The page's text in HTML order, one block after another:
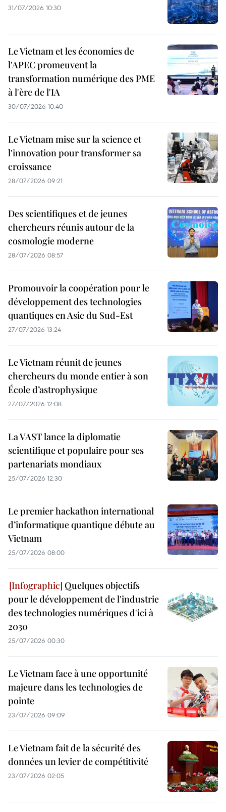
31/07/2026 10:30
Le Vietnam et les économies de
l'APEC promeuvent la
transformation numérique des PME
à l'ère de l'IA
30/07/2026 10:40
Le Vietnam mise sur la science et
l'innovation pour transformer sa
croissance
28/07/2026 09:21
Des scientifiques et de jeunes
chercheurs réunis autour de la
cosmologie moderne
28/07/2026 08:57
Promouvoir la coopération pour le
développement des technologies
quantiques en Asie du Sud-Est
27/07/2026 13:24
Le Vietnam réunit de jeunes
chercheurs du monde entier à son
École d’astrophysique
27/07/2026 12:08
La VAST lance la diplomatie
scientifique et populaire pour ses
partenariats mondiaux
25/07/2026 12:30
Le premier hackathon international
d’informatique quantique débute au
Vietnam
25/07/2026 08:00
Quelques objectifs
pour le développement de l'industrie
des technologies numériques d'ici à
2030
25/07/2026 00:30
Le Vietnam face à une opportunité
majeure dans les technologies de
pointe
23/07/2026 09:09
Le Vietnam fait de la sécurité des
données un levier de compétitivité
23/07/2026 02:05